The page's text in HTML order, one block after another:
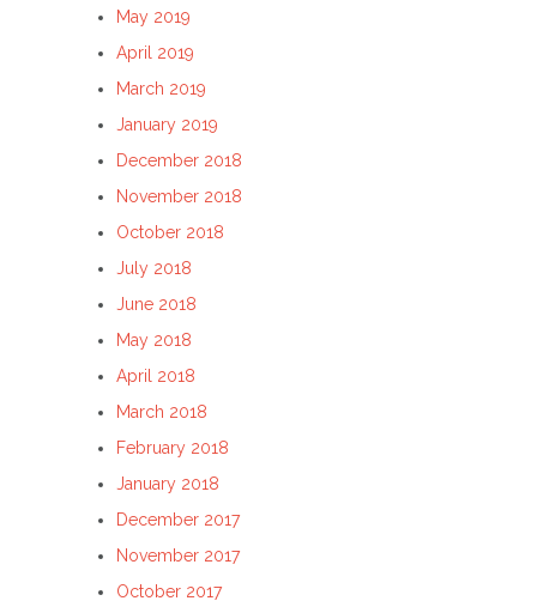
May 2019
April 2019
March 2019
January 2019
December 2018
November 2018
October 2018
July 2018
June 2018
May 2018
April 2018
March 2018
February 2018
January 2018
December 2017
November 2017
October 2017